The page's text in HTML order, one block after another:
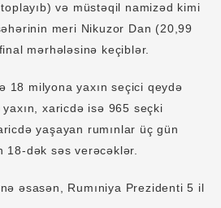
və müstəqil namizəd kimi
meri Nikuzor Dan (20,99
mərhələsinə keçiblər.
18 milyona yaxın seçici qeydə
yaxın, xaricdə isə 965 seçki
yaşayan rumınlar üç gün
18-dək səs verəcəklər.
əsasən, Rumıniya Prezidenti 5 il